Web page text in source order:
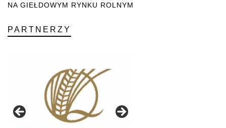
NA GIEŁDOWYM RYNKU ROLNYM
PARTNERZY